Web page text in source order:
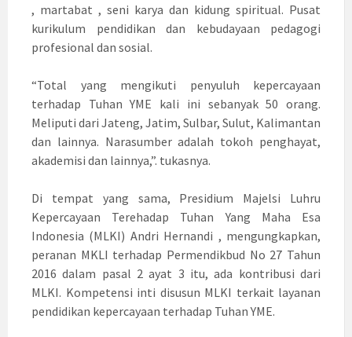
, martabat , seni karya dan kidung spiritual. Pusat
kurikulum pendidikan dan kebudayaan pedagogi
profesional dan sosial.
“Total yang mengikuti penyuluh kepercayaan
terhadap Tuhan YME kali ini sebanyak 50 orang.
Meliputi dari Jateng, Jatim, Sulbar, Sulut, Kalimantan
dan lainnya. Narasumber adalah tokoh penghayat,
akademisi dan lainnya,”. tukasnya.
Di tempat yang sama, Presidium Majelsi Luhru
Kepercayaan Terehadap Tuhan Yang Maha Esa
Indonesia (MLKI) Andri Hernandi , mengungkapkan,
peranan MKLI terhadap Permendikbud No 27 Tahun
2016 dalam pasal 2 ayat 3 itu, ada kontribusi dari
MLKI. Kompetensi inti disusun MLKI terkait layanan
pendidikan kepercayaan terhadap Tuhan YME.